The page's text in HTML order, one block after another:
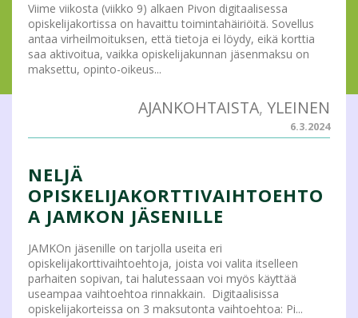
Viime viikosta (viikko 9) alkaen Pivon digitaalisessa
opiskelijakortissa on havaittu toimintahäiriöitä. Sovellus
antaa virheilmoituksen, että tietoja ei löydy, eikä korttia
saa aktivoitua, vaikka opiskelijakunnan jäsenmaksu on
maksettu, opinto-oikeus...
AJANKOHTAISTA, YLEINEN
6.3.2024
NELJÄ
OPISKELIJAKORTTIVAIHTOEHTO
A JAMKON JÄSENILLE
JAMKOn jäsenille on tarjolla useita eri
opiskelijakorttivaihtoehtoja, joista voi valita itselleen
parhaiten sopivan, tai halutessaan voi myös käyttää
useampaa vaihtoehtoa rinnakkain. Digitaalisissa
opiskelijakorteissa on 3 maksutonta vaihtoehtoa: Pi...